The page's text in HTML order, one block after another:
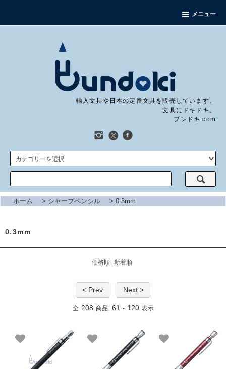
メニュー
輸入文具や日本の定番文具を販売しています。
文具にドキドキ。
ブンドキ.com
ホーム > シャープペンシル > 0.3mm
0.3mm
価格順 新着順
< Prev Next >
全 208 商品 61 - 120 表示